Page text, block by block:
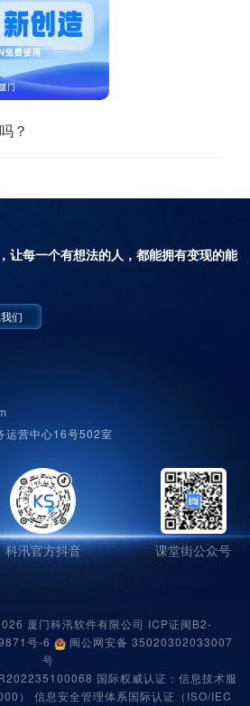
？
让每一个有想法的人，都能拥有变现的能
们
运营中心16号502室
科汛官方抖音 课堂街公众号
厦门科汛软件有限公司 ICP证闽B2-
号-6
闽公网安备 35020302033007
号
国际权威认证： 信息技术服
） 信息安全管理体系国际认证（ISO/IEC